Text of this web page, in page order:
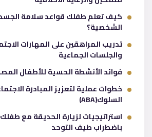
كيف تعلم طفلك قواعد سلامة
الشخصية؟
والجلسات الجماعية
فوائد الأنشطة الحسية للأطفال
خطوات عملية لتعزيز المبادرة
السلوك(ABA)
استراتيجيات لزيارة الحديقة مع
باضطراب طيف التوحد